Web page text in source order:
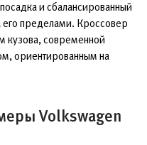
и сбалансированный
его пределами. Кроссовер
кузова, современной
ориентированным на
Volkswagen